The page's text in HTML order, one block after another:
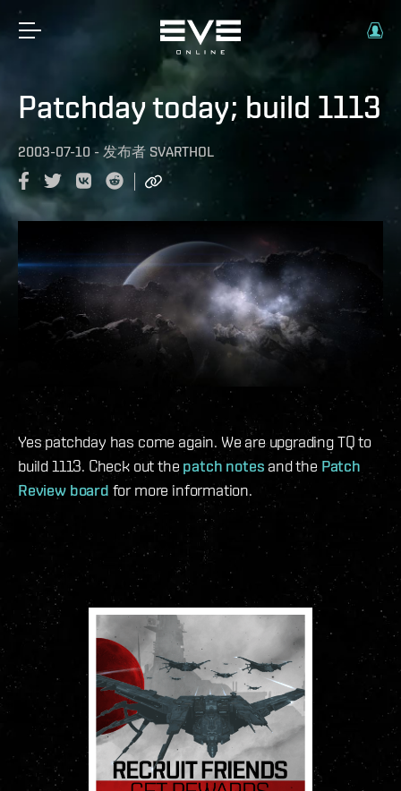
Patchday today; build 1113
2003-07-10 - 发布者 SVARTHOL
Yes patchday has come again. We are upgrading TQ to
build 1113. Check out the patch notes and the Patch
Review board for more information.